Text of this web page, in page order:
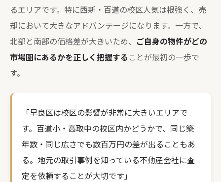
るエリアです。特に西新・百道の校区人気は根強く、売
却において大きなアドバンテージになります。一方で、
北部と南部の価格差が大きいため、 ご自身の物件がどの
市場圏にあるかを正しく把握する ことが最初の一歩で
す。
「早良区は校区の影響が非常に大きいエリアで
す。百道小・高取中の校区内かどうかで、同じ築
年数・同じ広さでも数百万円の差が出ることもあ
る。地元の取引事例を知っている不動産会社に査
定を依頼することが大切です」